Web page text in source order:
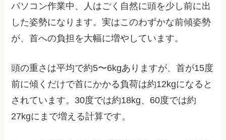
パソコン作業中、人はごく自然に頭を少し前に出
した姿勢になります。実はこのわずかな前傾姿勢
が、首への負担を大幅に増やしています。
頭の重さは平均で約5〜6kgありますが、首が15度
前に傾くだけで首にかかる負荷は約12kgになると
されています。30度では約18kg、60度では約
27kgにまで増える計算です。